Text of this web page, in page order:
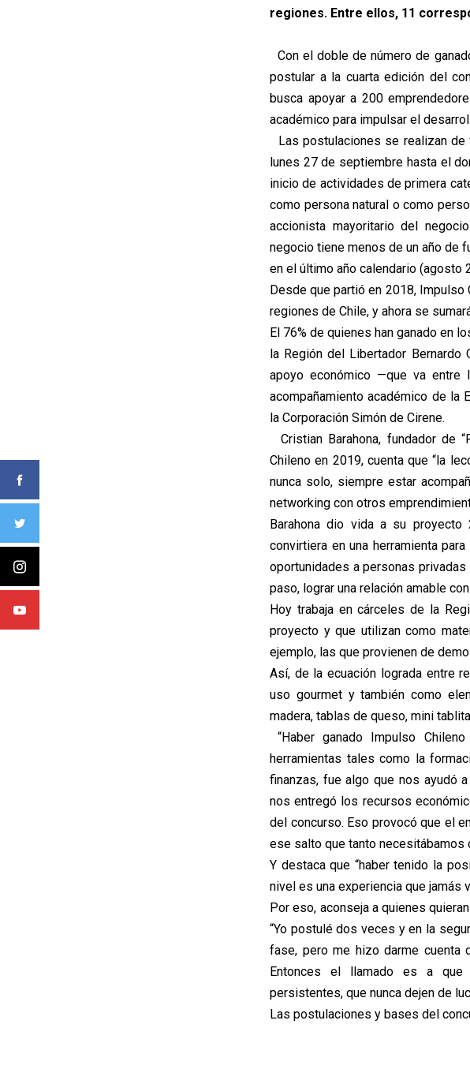
regiones. Entre ellos, 11
Con el doble de número de
postular a la cuarta edición del
busca apoyar a 200
académico para impulsar el
Las postulaciones se realizan
lunes 27 de septiembre hasta el
inicio de actividades de primera
como persona natural o como
accionista mayoritario del
negocio tiene menos de un año de
en el último año calendario (agosto
Desde que partió en 2018,
regiones de Chile, y ahora se
El 76% de quienes han ganado en
la Región del Libertador
apoyo económico —que va
acompañamiento académico de la
la Corporación Simón de Cirene.
Cristian Barahona, fundador de
Chileno en 2019, cuenta que “la
nunca solo, siempre estar
networking con otros
Barahona dio vida a su
convirtiera en una herramienta
oportunidades a personas
paso, lograr una relación amable
Hoy trabaja en cárceles de la
proyecto y que utilizan como
ejemplo, las que provienen de
Así, de la ecuación lograda entre
uso gourmet y también como
madera, tablas de queso, mini
“Haber ganado Impulso
herramientas tales como la
finanzas, fue algo que nos ayudó
nos entregó los recursos
del concurso. Eso provocó que el
ese salto que tanto necesitábamos
Y destaca que “haber tenido la
nivel es una experiencia que jamás
Por eso, aconseja a quienes
“Yo postulé dos veces y en la
fase, pero me hizo darme cuenta
Entonces el llamado es a que
persistentes, que nunca dejen de
Las postulaciones y bases del